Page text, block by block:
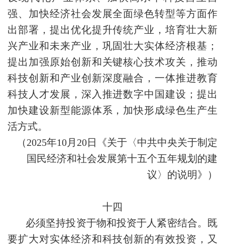
强、加快经济社会发展全面绿色转型等方面作
出部署，提出优化提升传统产业，培育壮大新
兴产业和未来产业，巩固壮大实体经济根基；
提出加强原始创新和关键核心技术攻关，推动
科技创新和产业创新深度融合，一体推进教育
科技人才发展，深入推进数字中国建设；提出
加快建设新型能源体系，加快形成绿色生产生
活方式。
（2025年10月20日《关于〈中共中央关于制定
国民经济和社会发展第十五个五年规划的建
议〉的说明》）
十四
必须坚持投资于物和投资于人紧密结合。既
要扩大对实体经济和科技创新的有效投资，又